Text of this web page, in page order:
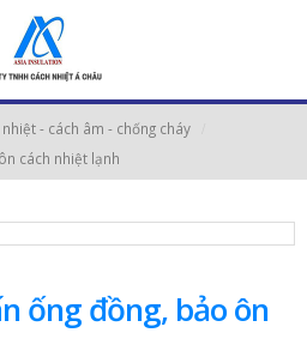
- cách âm - chống cháy
cách nhiệt lạnh
ống đồng, bảo ôn